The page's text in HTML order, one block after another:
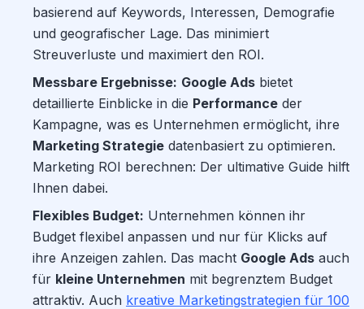
basierend auf Keywords, Interessen, Demografie
und geografischer Lage. Das minimiert
Streuverluste und maximiert den ROI.
Messbare Ergebnisse: Google Ads bietet
detaillierte Einblicke in die Performance der
Kampagne, was es Unternehmen ermöglicht, ihre
Marketing Strategie datenbasiert zu optimieren.
Marketing ROI berechnen: Der ultimative Guide hilft
Ihnen dabei.
Flexibles Budget: Unternehmen können ihr
Budget flexibel anpassen und nur für Klicks auf
ihre Anzeigen zahlen. Das macht Google Ads auch
für kleine Unternehmen mit begrenztem Budget
attraktiv. Auch kreative Marketingstrategien für 100